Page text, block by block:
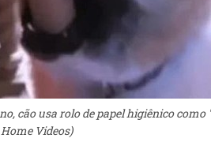
cão usa rolo de papel higiênico como
Videos)